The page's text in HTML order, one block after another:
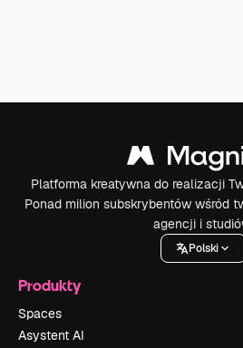
Platforma kreatywna do realizacji
Ponad milion subskrybentów wśród
agencji i
Polski
Produkty
Spaces
Asystent AI